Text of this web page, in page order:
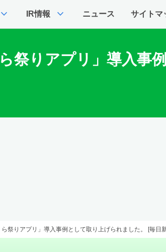
expand_more IR情報 expand_more ニュース サイトマ
祭りアプリ」導入事
祭りアプリ」導入事例として取り上げられました。 [毎日